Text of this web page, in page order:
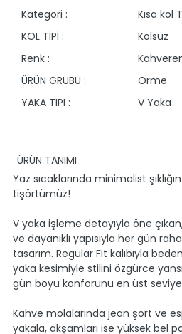
Kategori :
Kısa kol
KOL TİPİ :
Kolsuz
Renk :
ÜRÜN GRUBU :
Orme
YAKA TİPİ :
V Yaka
ÜRÜN TANIMI
Yaz sıcaklarında minimalist
tişörtümüz!
V yaka işleme detayıyla öne
ve dayanıklı yapısıyla her gün
tasarım. Regular Fit kalıbıyla
yaka kesimiyle stilini özgürce
gün boyu konforunu en üst
Kahve molalarında jean şort ve
yakala, akşamları ise yüksek bel